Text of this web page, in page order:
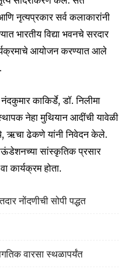
be part of the
Don't worry, we respect
inbox. Your information is
नृत्यप्रकार सर्व कलाकारांनी
भारतीय विद्या भवनचे सरदार
आयोजन करण्यात आले
काकिर्डे, डॉ. निलीमा
नेहा मुथियान आदींची यावेळी
ऋचा ढेकणे यांनी निवेदन केले.
सांस्कृतिक प्रसार
कार्यक्रम होता.
नोंदणीची सोपी पद्धत
वारसा स्थळापर्यंत